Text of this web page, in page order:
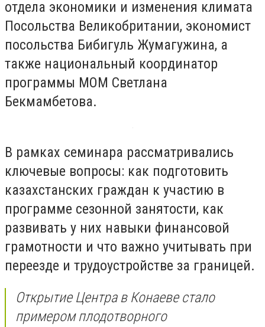
отдела экономики и изменения климата
Посольства Великобритании, экономист
посольства Бибигуль Жумагужина, а
также национальный координатор
программы МОМ Светлана
Бекмамбетова.
В рамках семинара рассматривались
ключевые вопросы: как подготовить
казахстанских граждан к участию в
программе сезонной занятости, как
развивать у них навыки финансовой
грамотности и что важно учитывать при
переезде и трудоустройстве за границей.
Открытие Центра в Конаеве стало
примером плодотворного